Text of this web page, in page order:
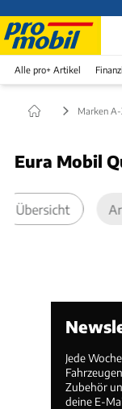
Alle pro+ Artikel
Marken
Eura Mobil
Übersicht
Jede
Zubehör
deine E-